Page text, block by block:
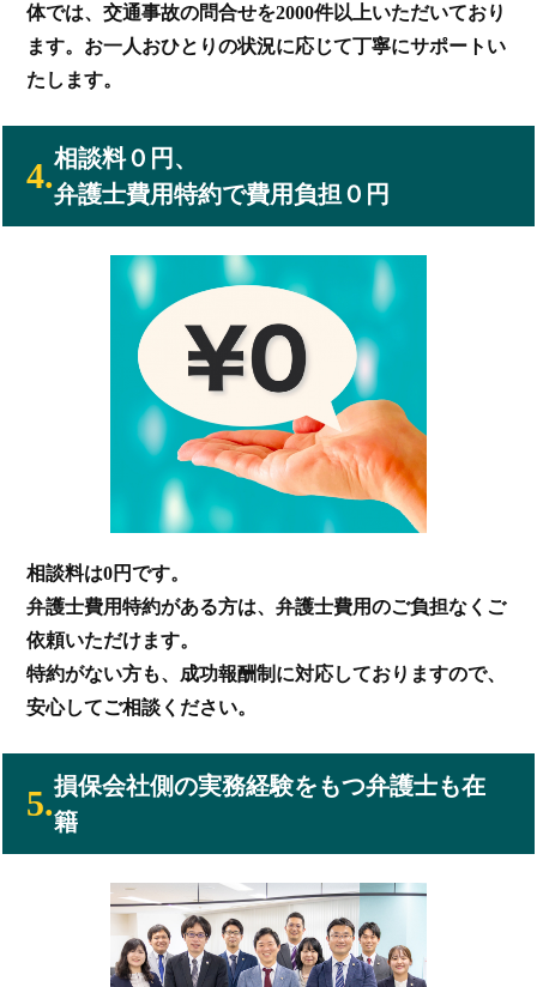
体では、交通事故の問合せを2000件以上いただいており
ます。お一人おひとりの状況に応じて丁寧にサポートい
たします。
4.相談料０円、
弁護士費用特約で費用負担０円
相談料は0円です。
弁護士費用特約がある方は、弁護士費用のご負担なくご
依頼いただけます。
特約がない方も、成功報酬制に対応しておりますので、
安心してご相談ください。
5.損保会社側の実務経験をもつ弁護士も在
籍